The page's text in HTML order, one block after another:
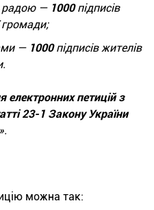
радою — 1000підписів
громади;
— 1000підписів жителів
електронних петицій з
23-1 Закону України
».
можна так: